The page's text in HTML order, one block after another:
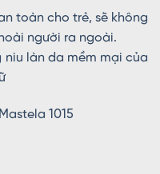
toàn cho trẻ, sẽ không
người ra ngoài.
làn da mềm mại của
1015